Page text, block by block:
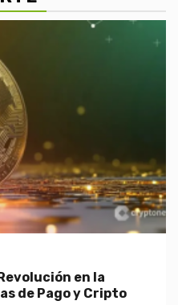
en la
de Pago y Cripto